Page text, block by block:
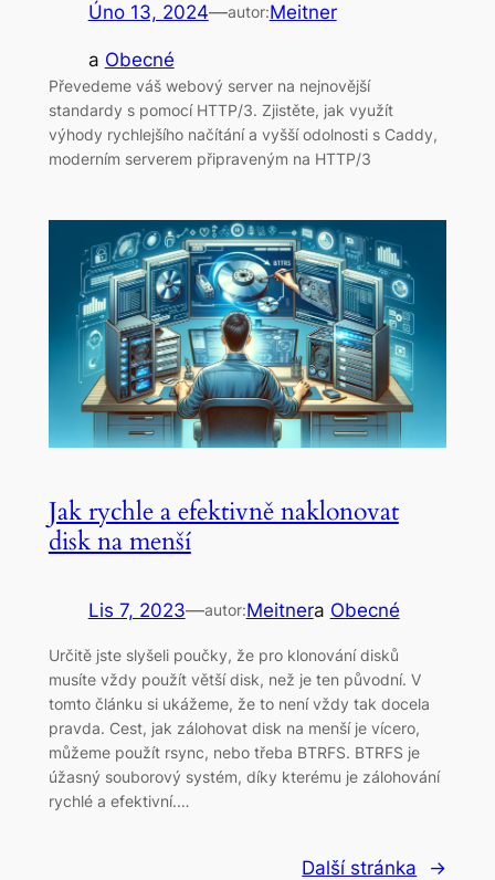
Úno 13, 2024—autor:Meitner
a Obecné
Převedeme váš webový server na nejnovější
standardy s pomocí HTTP/3. Zjistěte, jak využít
výhody rychlejšího načítání a vyšší odolnosti s Caddy,
moderním serverem připraveným na HTTP/3
Jak rychle a efektivně naklonovat
disk na menší
Lis 7, 2023—autor:Meitnera Obecné
Určitě jste slyšeli poučky, že pro klonování disků
musíte vždy použít větší disk, než je ten původní. V
tomto článku si ukážeme, že to není vždy tak docela
pravda. Cest, jak zálohovat disk na menší je vícero,
můžeme použít rsync, nebo třeba BTRFS. BTRFS je
úžasný souborový systém, díky kterému je zálohování
rychlé a efektivní.…
Další stránka →